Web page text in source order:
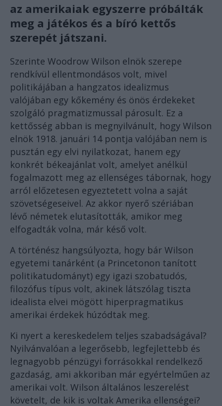
az amerikaiak egyszerre próbálták
meg a játékos és a bíró kettős
szerepét játszani.
Szerinte Woodrow Wilson elnök szerepe
rendkívül ellentmondásos volt, mivel
politikájában a hangzatos idealizmus
valójában egy kőkemény és önös érdekeket
szolgáló pragmatizmussal párosult. Ez a
kettősség abban is megnyilvánult, hogy Wilson
elnök 1918. januári 14 pontja valójában nem is
pusztán egy elvi nyilatkozat, hanem egy
konkrét békeajánlat volt, amelyet anélkül
fogalmazott meg az ellenséges tábornak, hogy
arról előzetesen egyeztetett volna a saját
szövetségeseivel. Az akkor nyerő szériában
lévő németek elutasították, amikor meg
elfogadták volna, már késő volt.
A történész hangsúlyozta, hogy bár Wilson
egyetemi tanárként (a Princetonon tanított
politikatudományt) egy igazi szobatudós,
filozófus típus volt, akinek látszólag tiszta
idealista elvei mögött hiperpragmatikus
amerikai érdekek húzódtak meg.
Ki nyert a kereskedelem teljes szabadságával?
Nyilvánvalóan a legerősebb, legfejlettebb és
legnagyobb pénzügyi forrásokkal rendelkező
gazdaság, ami akkoriban már egyértelműen az
amerikai volt. Wilson általános leszerelést
követelt, de kik is voltak Amerika ellenségei?